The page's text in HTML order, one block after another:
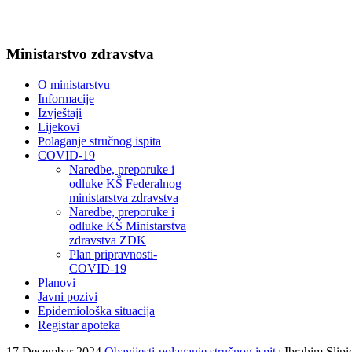
Ministarstvo zdravstva
O ministarstvu
Informacije
Izvještaji
Lijekovi
Polaganje stručnog ispita
COVID-19
Naredbe, preporuke i
odluke KŠ Federalnog
ministarstva zdravstva
Naredbe, preporuke i
odluke KŠ Ministarstva
zdravstva ZDK
Plan pripravnosti-
COVID-19
Planovi
Javni pozivi
Epidemiološka situacija
Registar apoteka